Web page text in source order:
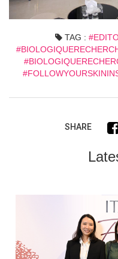
TAG :
SHARE